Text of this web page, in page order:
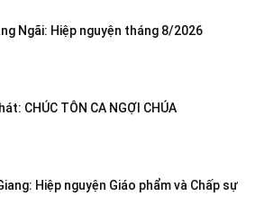
Ngãi: Hiệp nguyện tháng 8/2026
CHÚC TÔN CA NGỢI CHÚA
Hiệp nguyện Giáo phẩm và Chấp sự